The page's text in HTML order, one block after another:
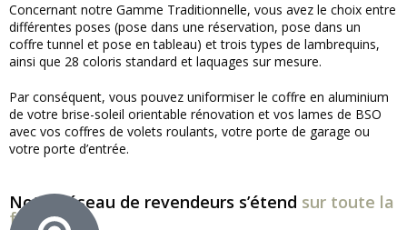
Concernant notre Gamme Traditionnelle, vous avez le choix entre
différentes poses (pose dans une réservation, pose dans un
coffre tunnel et pose en tableau) et trois types de lambrequins,
ainsi que 28 coloris standard et laquages sur mesure.
Par conséquent, vous pouvez uniformiser le coffre en aluminium
de votre brise-soleil orientable rénovation et vos lames de BSO
avec vos coffres de volets roulants, votre porte de garage ou
votre porte d’entrée.
Notre réseau de revendeurs s’étend sur toute la
france !